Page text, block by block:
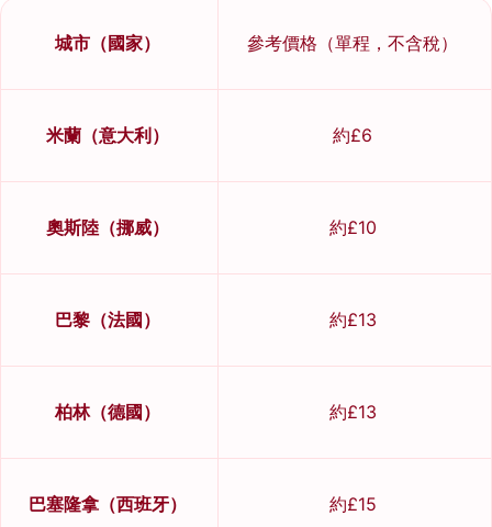
城市（國家） 參考價格（單程，不含稅）
米蘭（意大利） 約£6
奧斯陸（挪威） 約£10
巴黎（法國） 約£13
柏林（德國） 約£13
巴塞隆拿（西班牙） 約£15